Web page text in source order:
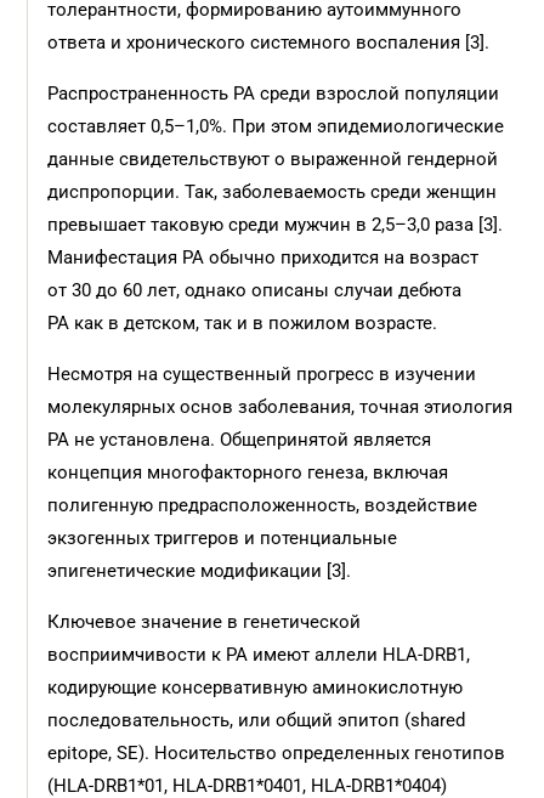
толерантности, формированию аутоиммунного
ответа и хронического системного воспаления [3].
Распространенность РА среди взрослой популяции
составляет 0,5–1,0%. При этом эпидемиологические
данные свидетельствуют о выраженной гендерной
диспропорции. Так, заболеваемость среди женщин
превышает таковую среди мужчин в 2,5–3,0 раза [3].
Манифестация РА обычно приходится на возраст
от 30 до 60 лет, однако описаны случаи дебюта
РА как в детском, так и в пожилом возрасте.
Несмотря на существенный прогресс в изучении
молекулярных основ заболевания, точная этиология
РА не установлена. Общепринятой является
концепция многофакторного генеза, включая
полигенную предрасположенность, воздействие
экзогенных триггеров и потенциальные
эпигенетические модификации [3].
Ключевое значение в генетической
восприимчивости к РА имеют аллели HLA-DRB1,
кодирующие консервативную аминокислотную
последовательность, или общий эпитоп (shared
epitope, SE). Носительство определенных генотипов
(HLA-DRB1*01, HLA-DRB1*0401, HLA-DRB1*0404)